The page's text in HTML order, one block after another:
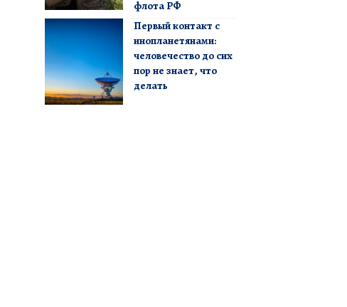
флота РФ
Первый контакт с
инопланетянами:
человечество до сих
пор не знает, что
делать